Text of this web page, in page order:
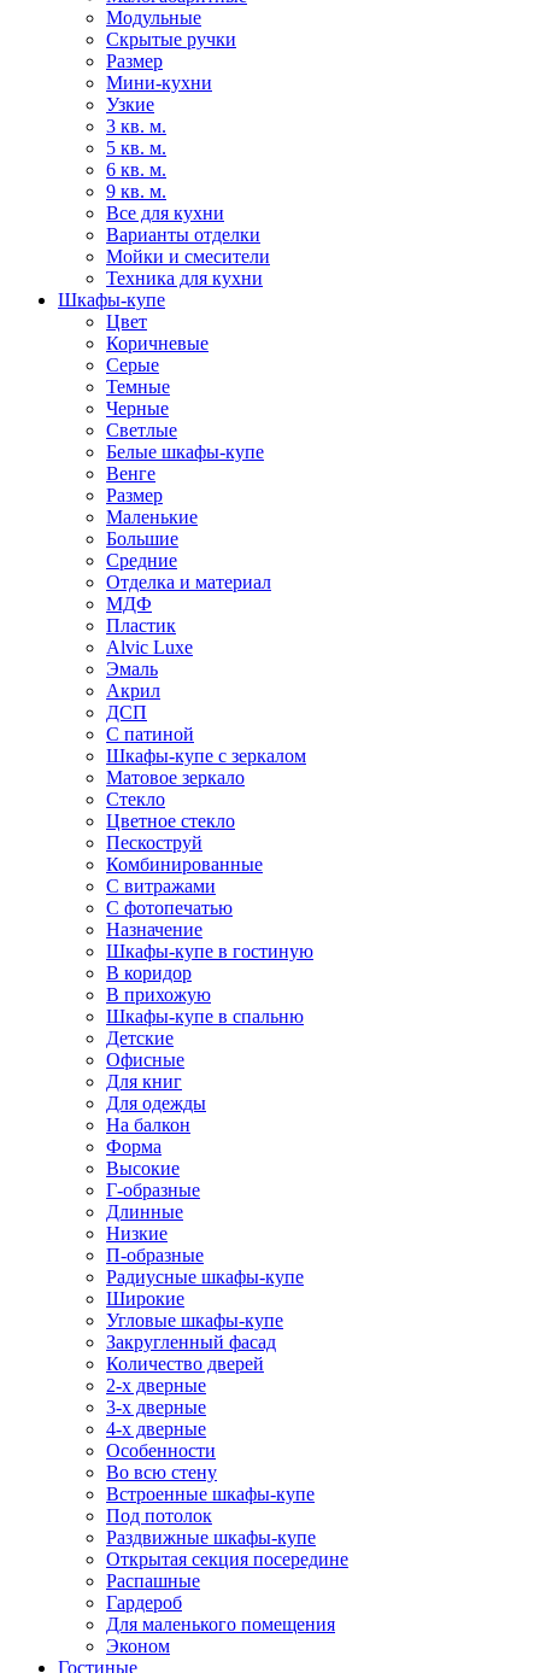
Модульные
Скрытые ручки
Размер
Мини-кухни
Узкие
3 кв. м.
5 кв. м.
6 кв. м.
9 кв. м.
Все для кухни
Варианты отделки
Мойки и смесители
Техника для кухни
Шкафы-купе
Цвет
Коричневые
Серые
Темные
Черные
Светлые
Белые шкафы-купе
Венге
Размер
Маленькие
Большие
Средние
Отделка и материал
МДФ
Пластик
Alvic Luxe
Эмаль
Акрил
ДСП
С патиной
Шкафы-купе с зеркалом
Матовое зеркало
Стекло
Цветное стекло
Пескоструй
Комбинированные
С витражами
С фотопечатью
Назначение
Шкафы-купе в гостиную
В коридор
В прихожую
Шкафы-купе в спальню
Детские
Офисные
Для книг
Для одежды
На балкон
Форма
Высокие
Г-образные
Длинные
Низкие
П-образные
Радиусные шкафы-купе
Широкие
Угловые шкафы-купе
Закругленный фасад
Количество дверей
2-х дверные
3-х дверные
4-х дверные
Особенности
Во всю стену
Встроенные шкафы-купе
Под потолок
Раздвижные шкафы-купе
Открытая секция посередине
Распашные
Гардероб
Для маленького помещения
Эконом
Гостиные